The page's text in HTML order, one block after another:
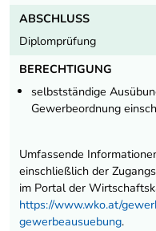
ABSCHLUSS
Diplomprüfung
BERECHTIGUNG
selbstständige
Gewerbeordnung
Umfassende
einschließlich der
im Portal der
https://www.wko.at/
gewerbeausuebung.